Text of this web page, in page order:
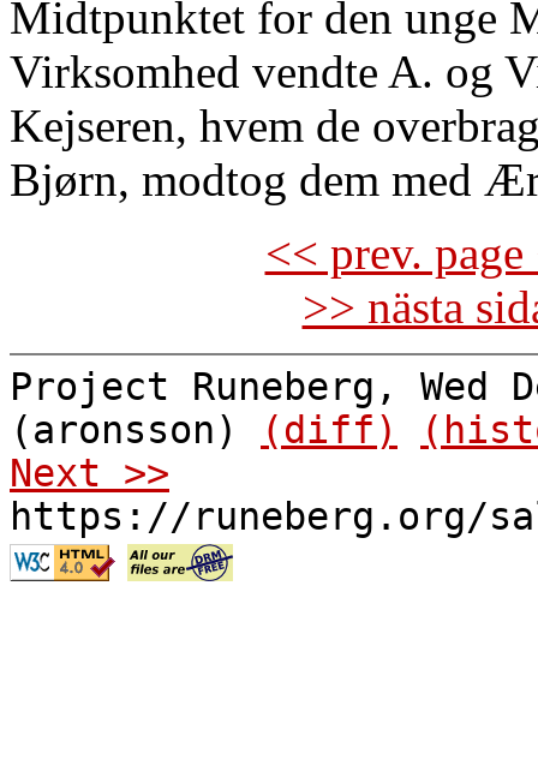
Midtpunktet for den unge
Virksomhed vendte A. og
Kejseren, hvem de
Bjørn, modtog dem med
<< prev.
>> nästa
Project Runeberg, Wed
(aronsson)
(diff)
Next >>
https://runeberg.org/